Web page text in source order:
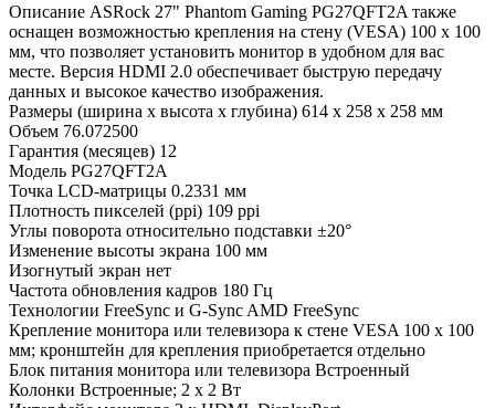
Описание ASRock 27" Phantom Gaming PG27QFT2A также
оснащен возможностью крепления на стену (VESA) 100 x 100
мм, что позволяет установить монитор в удобном для вас
месте. Версия HDMI 2.0 обеспечивает быструю передачу
данных и высокое качество изображения.
Размеры (ширина x высота x глубина) 614 x 258 x 258 мм
Объем 76.072500
Гарантия (месяцев) 12
Модель PG27QFT2A
Точка LCD-матрицы 0.2331 мм
Плотность пикселей (ppi) 109 ppi
Углы поворота относительно подставки ±20°
Изменение высоты экрана 100 мм
Изогнутый экран нет
Частота обновления кадров 180 Гц
Технологии FreeSync и G-Sync AMD FreeSync
Крепление монитора или телевизора к стене VESA 100 x 100
мм; кронштейн для крепления приобретается отдельно
Блок питания монитора или телевизора Встроенный
Колонки Встроенные; 2 x 2 Вт